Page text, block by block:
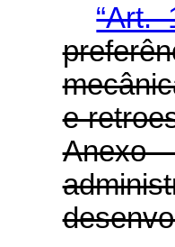
“Art.
e